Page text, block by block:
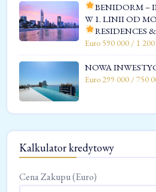
BENIDORM –
W 1. LINII OD
RESIDENCES
Euro 590 000 / 1
NOWA
Euro 299 000 / 750
Kalkulator kredytowy
Cena Zakupu (Euro)